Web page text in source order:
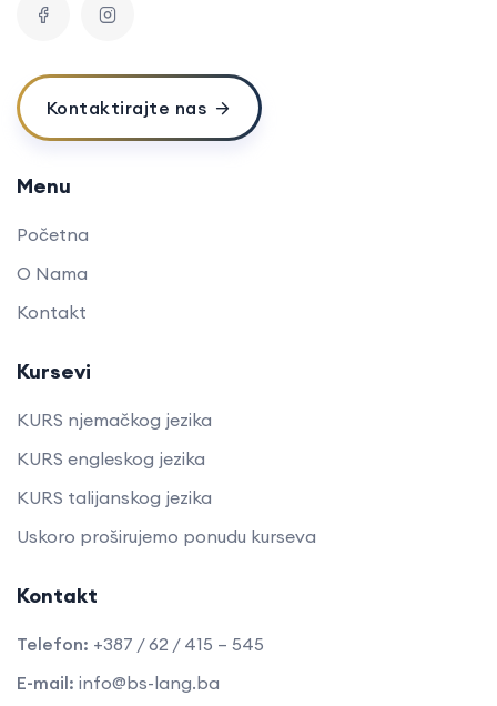
Kontaktirajte nas
Menu
Početna
O Nama
Kontakt
Kursevi
KURS njemačkog jezika
KURS engleskog jezika
KURS talijanskog jezika
Uskoro proširujemo ponudu kurseva
Kontakt
Telefon: +387 / 62 / 415 – 545
E-mail: info@bs-lang.ba